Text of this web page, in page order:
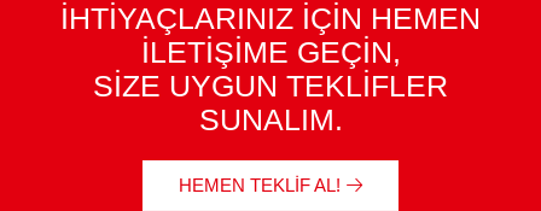
İHTİYAÇLARINIZ İÇİN HEMEN
İLETİŞİME GEÇİN,
SİZE UYGUN TEKLİFLER
SUNALIM.
HEMEN TEKLIF AL!